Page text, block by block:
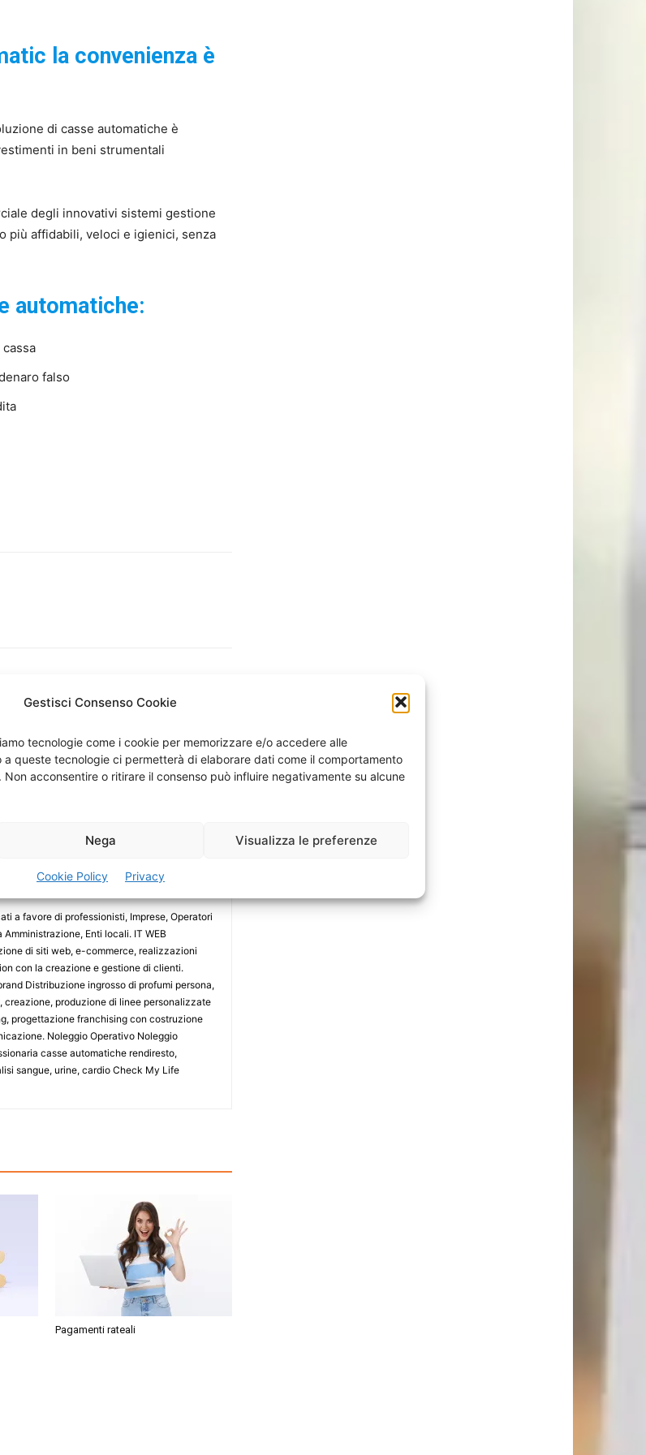
Gestisci Consenso Cookie
tecnologie come i cookie per memorizzare e/o accedere alle
a queste tecnologie ci permetterà di elaborare dati come il comportamento
acconsentire o ritirare il consenso può influire negativamente su alcune
Nega Visualizza le preferenze
Cookie Policy Privacy
la convenienza è
di casse automatiche è
in beni strumentali
degli innovativi sistemi gestione
più affidabili, veloci e igienici, senza
automatiche:
falso
a favore di professionisti, Imprese, Operatori
Enti locali. IT WEB
di siti web, e-commerce, realizzazioni
con la creazione e gestione di clienti.
Distribuzione ingrosso di profumi persona,
produzione di linee personalizzate
progettazione franchising con costruzione
Noleggio Operativo Noleggio
casse automatiche rendiresto,
sangue, urine, cardio Check My Life
Pagamenti rateali